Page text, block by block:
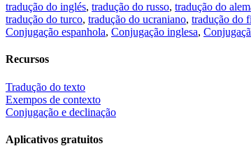
tradução do inglés, tradução do russo, tradução do
tradução do turco, tradução do ucraniano, tradução do
Conjugação espanhola, Conjugação inglesa,
Recursos
Tradução do texto
Exempos de contexto
Conjugação e declinação
Aplicativos gratuitos